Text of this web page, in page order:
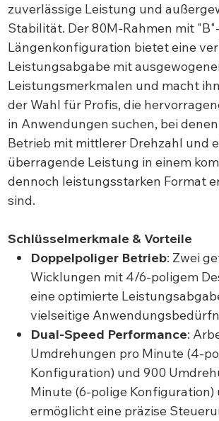
zuverlässige Leistung und
Stabilität. Der 80M-Rahmen mit "B"-
Längenkonfiguration bietet eine
Leistungsabgabe mit
Leistungsmerkmalen und macht
der Wahl für Profis, die
in Anwendungen suchen, bei
Betrieb mit mittlerer Drehzahl und
überragende Leistung in einem
dennoch leistungsstarken Format
sind.
Schlüsselmerkmale & Vorteile
Doppelpoliger Betrieb: Zwei
Wicklungen mit 4/6-poligem
eine optimierte
vielseitige
Dual-Speed Performance:
Umdrehungen pro Minute (4-
Konfiguration) und 900
Minute (6-polige Konfiguration)
ermöglicht eine präzise